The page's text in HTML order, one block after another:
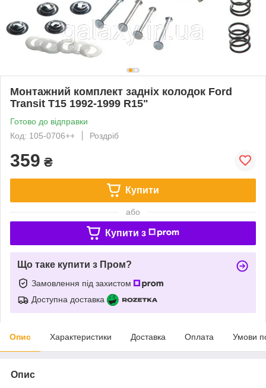
Монтажний комплект задніх колодок Ford
Transit T15 1992-1999 R15"
Готово до відправки
Код: 105-0706++
Роздріб
359 ₴
Купити
або
Купити з
Що таке купити з Пром?
Замовлення під захистом
Доступна доставка
Опис Характеристики Доставка Оплата Умови
Опис